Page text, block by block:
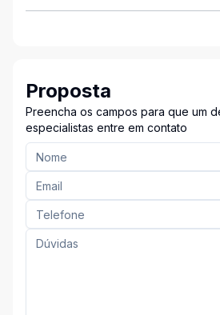
Proposta
Preencha os campos para que um
especialistas entre em contato